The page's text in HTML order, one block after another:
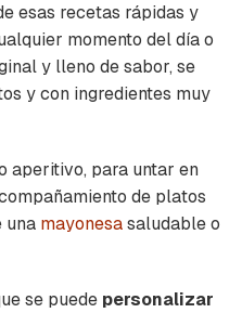
esas recetas rápidas y
momento del día o
y lleno de sabor, se
y con ingredientes muy
aperitivo, para untar en
de platos
una mayonesasaludable o
se puede personalizar